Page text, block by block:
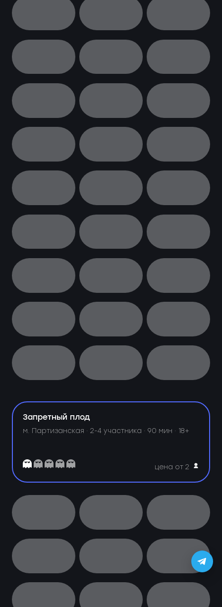
Запретный плод
м. Партизанская ·2-4 участника · 90 мин · 18+
цена от 2